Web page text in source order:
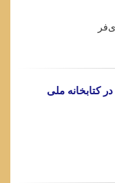
کتابخانه ملی